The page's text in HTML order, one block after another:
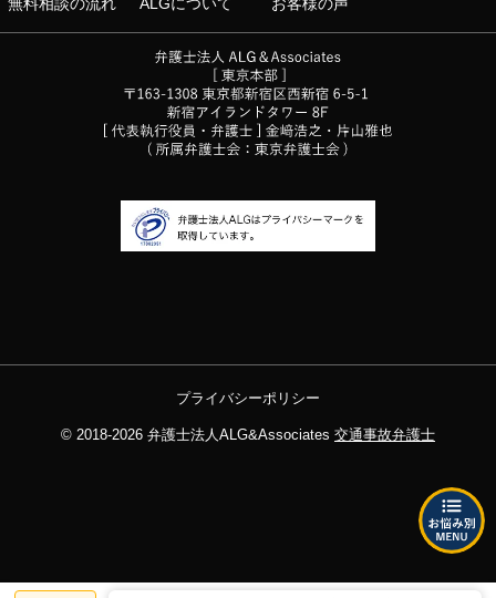
無料相談の流れ ALGについて お客様の声
プライバシーポリシー
© 2018-2026 弁護士法人ALG&Associates 交通事故弁護士